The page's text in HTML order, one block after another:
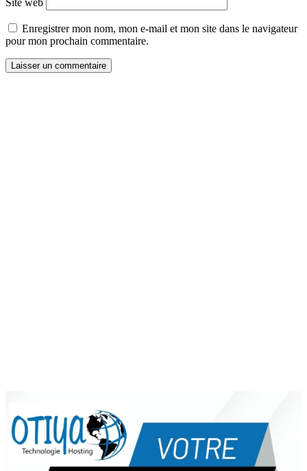
Site web
Enregistrer mon nom, mon e-mail et mon site dans le navigateur
pour mon prochain commentaire.